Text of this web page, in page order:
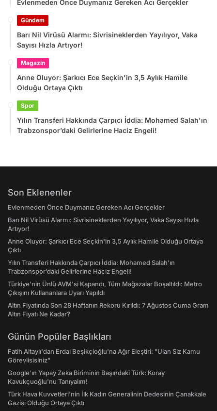
Evlenmeden Önce Duymanız Gereken Acı Gerçekler
Gündem
Barı Nil Virüsü Alarmı: Sivrisineklerden Yayılıyor, Vaka
Sayısı Hızla Artıyor!
Magazin
Anne Oluyor: Şarkıcı Ece Seçkin'in 3,5 Aylık Hamile
Olduğu Ortaya Çıktı
Spor
Yılın Transferi Hakkında Çarpıcı İddia: Mohamed Salah'ın
Trabzonspor’daki Gelirlerine Haciz Engeli!
Son Eklenenler
Evlenmeden Önce Duymanız Gereken Acı Gerçekler
Barı Nil Virüsü Alarmı: Sivrisineklerden Yayılıyor, Vaka Sayısı Hızla
Artıyor!
Anne Oluyor: Şarkıcı Ece Seçkin'in 3,5 Aylık Hamile Olduğu Ortaya
Çıktı
Yılın Transferi Hakkında Çarpıcı İddia: Mohamed Salah'ın
Trabzonspor’daki Gelirlerine Haciz Engeli!
Türkiye'nin Ünlü AVM'si Kapandı, Tüm Mağazalar Boşaltıldı: Metro
Çıkışını Kullananlara Uyarı Yapıldı
Altın Fiyatında Son 28 Haftanın Rekoru Kırıldı: 7 Ağustos Cuma Gram
Altın Fiyatı Ne Kadar?
Günün Popüler Başlıkları
Fatih Altaylı'dan Erdal Beşikçioğlu'na Ağır Eleştiri: "Ulan Siz Kamu
Görevlisisiniz"
Google'ın Yapay Zeka Biriminin Başındaki Türk: Koray
Kavukçuoğlu'nu Tanıyalım!
Türk Hava Kuvvetleri'nin İlk Kadın Generalinin Dedesinin Çanakkale
Gazisi Olduğu Ortaya Çıktı